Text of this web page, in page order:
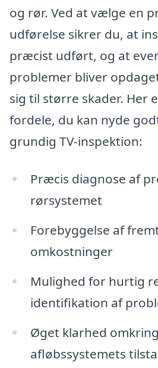
og rør. Ved at vælge en
udførelse sikrer du, at
præcist udført, og at
problemer bliver
sig til større skader. Her
fordele, du kan nyde
grundig TV-inspektion:
Præcis diagnose af
rørsystemet
Forebyggelse af
omkostninger
Mulighed for hurtig
identifikation af
Øget klarhed omkring
afløbssystemets